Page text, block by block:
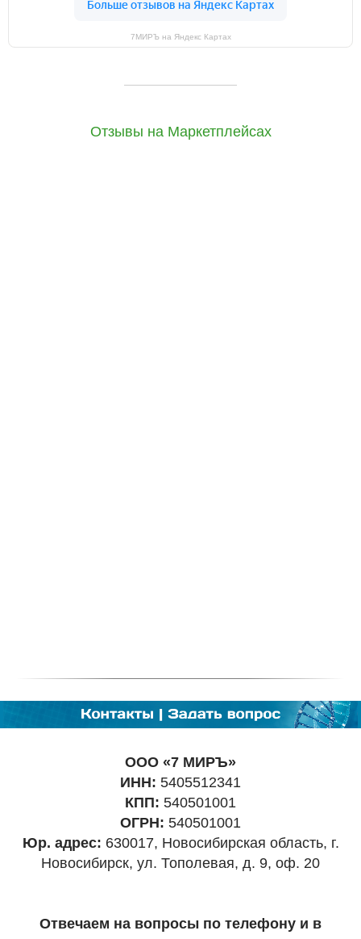
7МИРЪ на Яндекс Картах
Отзывы на Маркетплейсах
ООО «7 МИРЪ»
ИНН: 5405512341
КПП: 540501001
ОГРН: 540501001
Юр. адрес: 630017, Новосибирская область, г.
Новосибирск, ул. Тополевая, д. 9, оф. 20
Отвечаем на вопросы по телефону и в